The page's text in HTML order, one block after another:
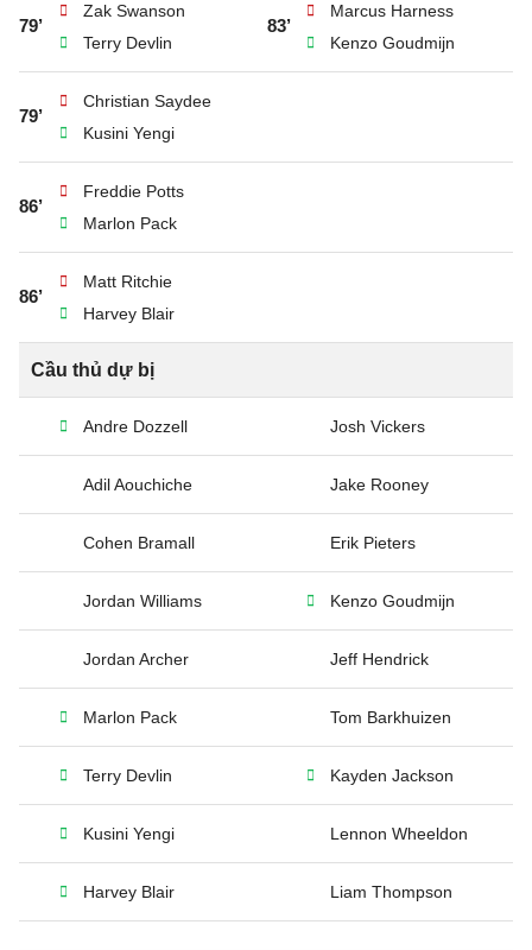
79’
Zak Swanson
Terry Devlin
83’
Marcus Harness
Kenzo Goudmijn
79’
Christian Saydee
Kusini Yengi
86’
Freddie Potts
Marlon Pack
86’
Matt Ritchie
Harvey Blair
Cầu thủ dự bị
Andre Dozzell Josh Vickers
Adil Aouchiche Jake Rooney
Cohen Bramall Erik Pieters
Jordan Williams Kenzo Goudmijn
Jordan Archer Jeff Hendrick
Marlon Pack Tom Barkhuizen
Terry Devlin Kayden Jackson
Kusini Yengi Lennon Wheeldon
Harvey Blair Liam Thompson